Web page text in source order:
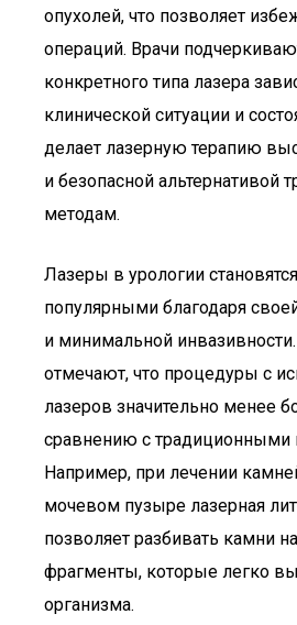
опухолей, что позволяет
операций. Врачи
конкретного типа лазера
клинической ситуации и
делает лазерную терапию
и безопасной альтернативой
методам.
Лазеры в урологии
популярными благодаря
и минимальной
отмечают, что процедуры с
лазеров значительно менее
сравнению с традиционными
Например, при лечении
мочевом пузыре лазерная
позволяет разбивать камни
фрагменты, которые легко
организма.